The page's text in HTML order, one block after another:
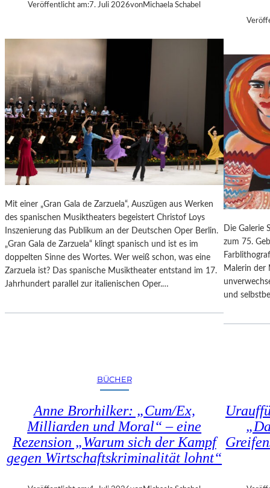
T
O
N
Z
E
R
K
R
I
I
K
–
A
U
S
B
L
Z
A
R
T
N
H
V
I
L
I
I
N
B
E
L
N
–
A
U
S
S
D
O
U
Veröffentlicht am:7. Juli 2026vonMichaela Schabel
Mit einer „Gran Gala de Zarzuela“, Auszügen aus Werken
des spanischen Musiktheaters begeistert Christof Loys
Inszenierung das Publikum an der Deutschen Oper Berlin.
„Gran Gala de Zarzuela“ klingt spanisch und ist es im
doppelten Sinne des Wortes. Wer weiß schon, was eine
Zarzuela ist? Das spanische Musiktheater entstand im 17.
Jahrhundert parallel zur italienischen Oper.…
Die Galerie
zum 75.
Malerin der
und
BÜCHER
Anne Brorhilker: „Cum/Ex,
Milliarden und Moral“ – eine
Rezension „Warum sich der Kampf
gegen Wirtschaftskriminalität lohnt“